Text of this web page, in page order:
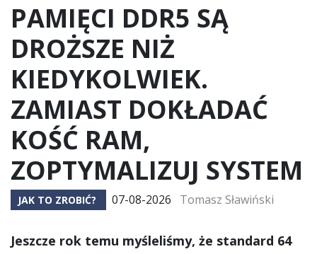
PAMIĘCI DDR5 SĄ
DROŻSZE NIŻ
KIEDYKOLWIEK.
ZAMIAST DOKŁADAĆ
KOŚĆ RAM,
ZOPTYMALIZUJ SYSTEM
JAK TO ZROBIĆ? 07-08-2026 Tomasz Sławiński
Jeszcze rok temu myśleliśmy, że standard 64